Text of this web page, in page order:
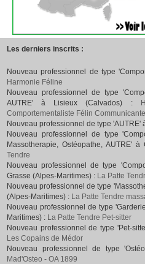
Les derniers inscrits :
Nouveau professionnel de type
Harmonie Féline
Nouveau professionnel de type
AUTRE' à Lisieux (Calvados) :
Comportementaliste Félin
Nouveau professionnel de type 'AUTRE'
Nouveau professionnel de type
Massotherapie, Ostéopathe, AUTRE' à
Tendre
Nouveau professionnel de type
Grasse (Alpes-Maritimes) : La Patte
Nouveau professionnel de type
(Alpes-Maritimes) : La Patte Tendre
Nouveau professionnel de type
Maritimes) : La Patte Tendre Pet-sitter
Nouveau professionnel de type 'Pet-
Les Copains de Médor
Nouveau professionnel de type
Mad'Osteo - OA 1899